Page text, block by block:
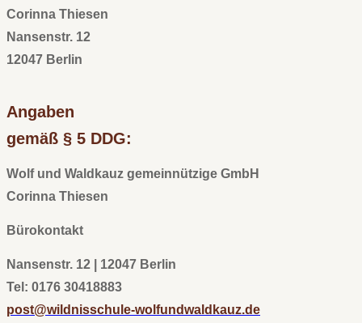
Corinna Thiesen
Nansenstr. 12
12047 Berlin
Angaben
gemäß § 5 DDG:
Wolf und Waldkauz gemeinnützige GmbH
Corinna Thiesen
Bürokontakt
Nansenstr. 12 | 12047 Berlin
Tel: 0176 30418883
post@wildnisschule-wolfundwaldkauz.de